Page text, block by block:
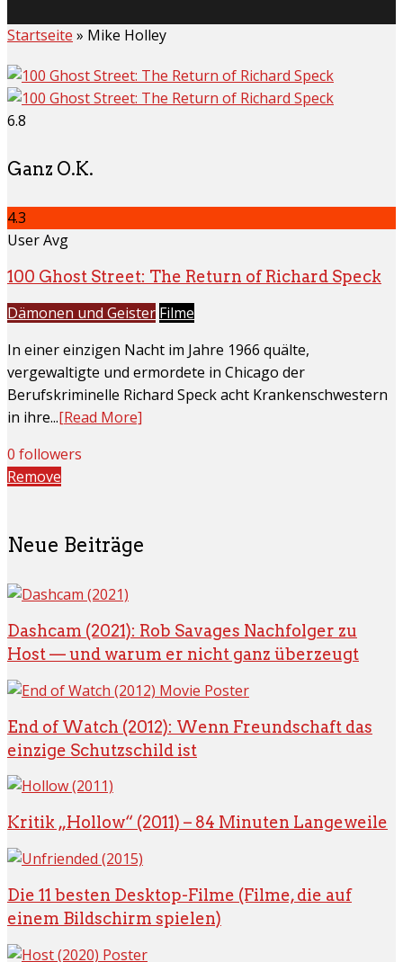
Startseite » Mike Holley
6.8
Ganz O.K.
4.3
User Avg
100 Ghost Street: The Return of Richard Speck
Dämonen und Geister Filme
In einer einzigen Nacht im Jahre 1966 quälte,
vergewaltigte und ermordete in Chicago der
Berufskriminelle Richard Speck acht Krankenschwestern
in ihre...[Read More]
0 followers
Remove
Neue Beiträge
Dashcam (2021): Rob Savages Nachfolger zu
Host — und warum er nicht ganz überzeugt
End of Watch (2012): Wenn Freundschaft das
einzige Schutzschild ist
Kritik „Hollow“ (2011) – 84 Minuten Langeweile
Die 11 besten Desktop-Filme (Filme, die auf
einem Bildschirm spielen)